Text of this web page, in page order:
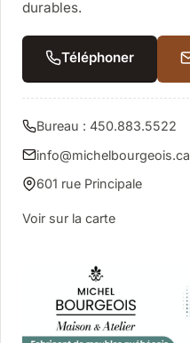
durables.
Téléphoner
Bureau : 450.883.5522
info@michelbourgeois.ca
601 rue Principale
Voir sur la carte